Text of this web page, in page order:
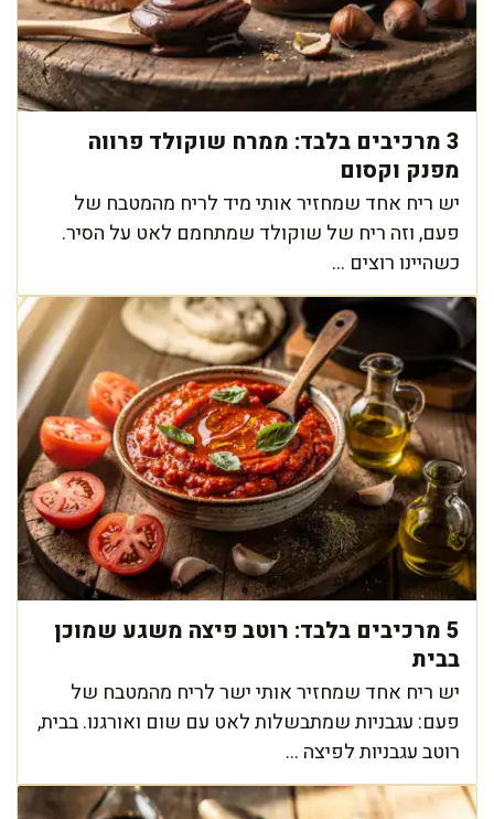
3 מרכיבים בלבד: ממרח שוקולד פרווה
מפנק וקסום
יש ריח אחד שמחזיר אותי מיד לריח מהמטבח של
פעם, וזה ריח של שוקולד שמתחמם לאט על הסיר.
כשהיינו רוצים ...
5 מרכיבים בלבד: רוטב פיצה משגע שמוכן
בבית
יש ריח אחד שמחזיר אותי ישר לריח מהמטבח של
פעם: עגבניות שמתבשלות לאט עם שום ואורגנו. בבית,
רוטב עגבניות לפיצה ...